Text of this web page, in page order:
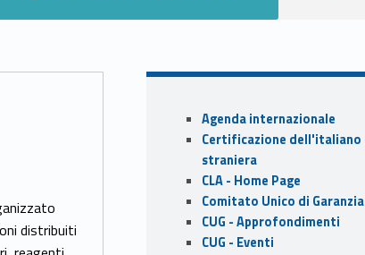
distribuiti
Sidebar
Agenda internazionale
Certificazione dell'italiano
straniera
CLA - Home Page
Comitato Unico di Garanzia
CUG - Approfondimenti
CUG - Eventi